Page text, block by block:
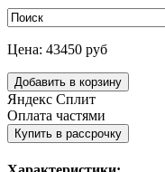
Цена: 43450 руб
Яндекс Сплит
Оплата частями